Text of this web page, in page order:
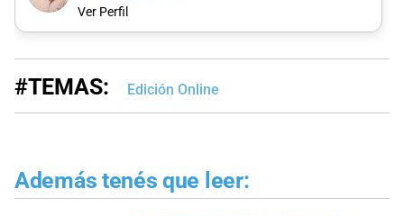
Ver Perfil
#TEMAS: Edición Online
Además tenés que leer: